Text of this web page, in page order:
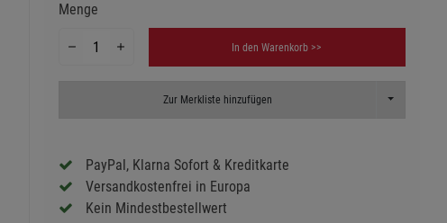
Menge
In den Warenkorb >>
Zur Merkliste hinzufügen Toggle
PayPal, Klarna Sofort & Kreditkarte
Versandkostenfrei in Europa
Kein Mindestbestellwert